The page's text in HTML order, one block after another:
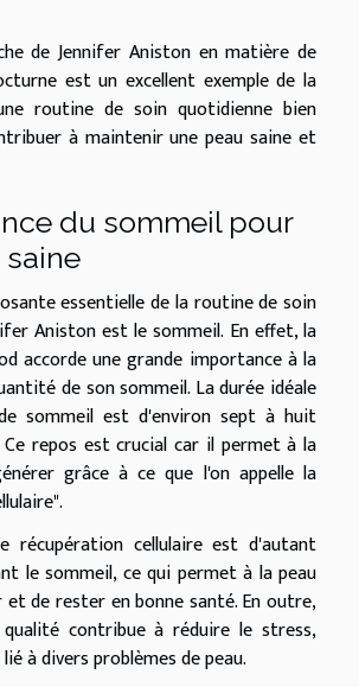
de Jennifer Aniston en matière de
est un excellent exemple de la
routine de soin quotidienne bien
à maintenir une peau saine et
du sommeil pour
saine
essentielle de la routine de soin
Aniston est le sommeil. En effet, la
accorde une grande importance à la
de son sommeil. La durée idéale
sommeil est d'environ sept à huit
repos est crucial car il permet à la
grâce à ce que l'on appelle la
récupération cellulaire est d'autant
le sommeil, ce qui permet à la peau
et de rester en bonne santé. En outre,
contribue à réduire le stress,
à divers problèmes de peau.